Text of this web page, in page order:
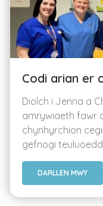
Codi arian er
Diolch i Jenna a
amrywiaeth fawr
chynhyrchion
gefnogi
DARLLEN MWY